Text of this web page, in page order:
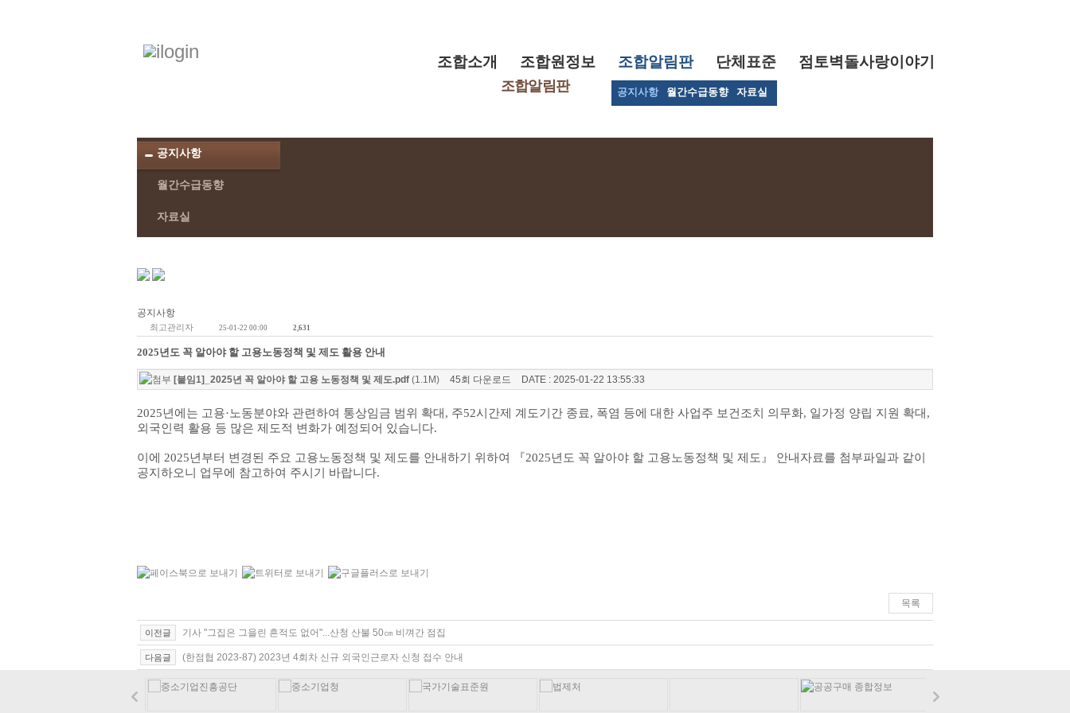
조합소개 조합원정보 조합알림판
공지사항 월간수급동향 자료실
단체표준 점토벽돌사랑이야기
조합알림판
공지사항
월간수급동향
자료실
공지사항
최고관리자 25-01-22 00:00 2,631
2025년도 꼭 알아야 할 고용노동정책 및 제도 활용 안내
[붙임1]_2025년 꼭 알아야 할 고용 노동정책 및 제도.pdf (1.1M) 45회 다운로드 DATE : 2025-01-22 13:55:33
2025년에는 고용·노동분야와 관련하여 통상임금 범위 확대 , 주52시간제 계도기간 종료, 폭염 등에 대한 사업주 보건조치 의무화, 일가정 양립 지원 확대 ,
외국인력 활용 등 많은 제도적 변화가 예정되어 있습니다.
이에 2025년부터 변경된 주요 고용노동정책 및 제도를 안내하기 위하여 『2025년도 꼭 알아야 할 고용노동정책 및 제도』 안내자료를 첨부파일과 같이
공지하오니 업무에 참고하여 주시기 바랍니다.
목록
이전글 기사 "그집은 그을린 흔적도 없어"...산청 산불 50㎝ 비껴간 점집
다음글 (한점협 2023-87) 2023년 4회차 신규 외국인근로자 신청 접수 안내